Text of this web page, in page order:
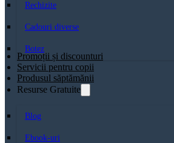
Rechizite
Cadouri diverse
Botez
Promoții și discounturi
Servicii pentru copii
Produsul săptămănii
Resurse Gratuite
Blog
Ebook-uri